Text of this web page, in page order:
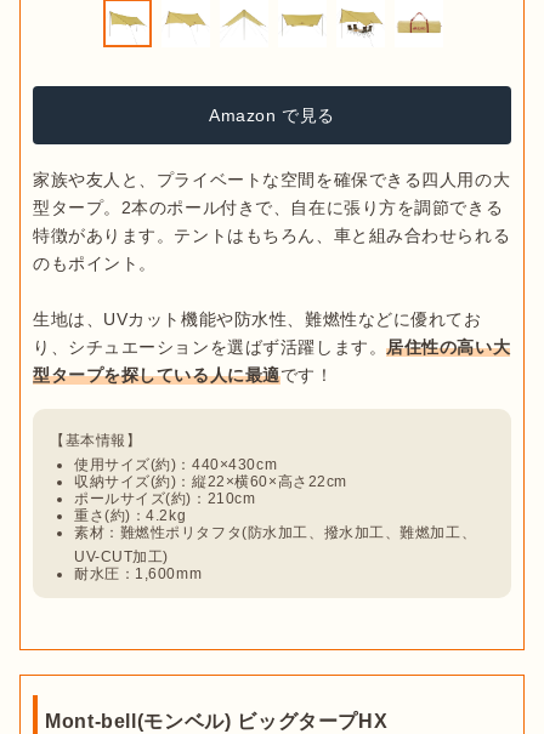
Amazon で見る
家族や友人と、プライベートな空間を確保できる四人用の大
型タープ。2本のポール付きで、自在に張り方を調節できる
特徴があります。テントはもちろん、車と組み合わせられる
のもポイント。
生地は、UVカット機能や防水性、難燃性などに優れてお
り、シチュエーションを選ばず活躍します。居住性の高い大
型タープを探している人に最適
使用サイズ(約)：440×430cm
収納サイズ(約)：縦22×横60×高さ22cm
ポールサイズ(約)：210cm
重さ(約)：4.2kg
素材：難燃性ポリタフタ(防水加工、撥水加工、難燃加工、
UV-CUT加工)
耐水圧：1,600mm
Mont-bell(モンベル) ビッグタープHX